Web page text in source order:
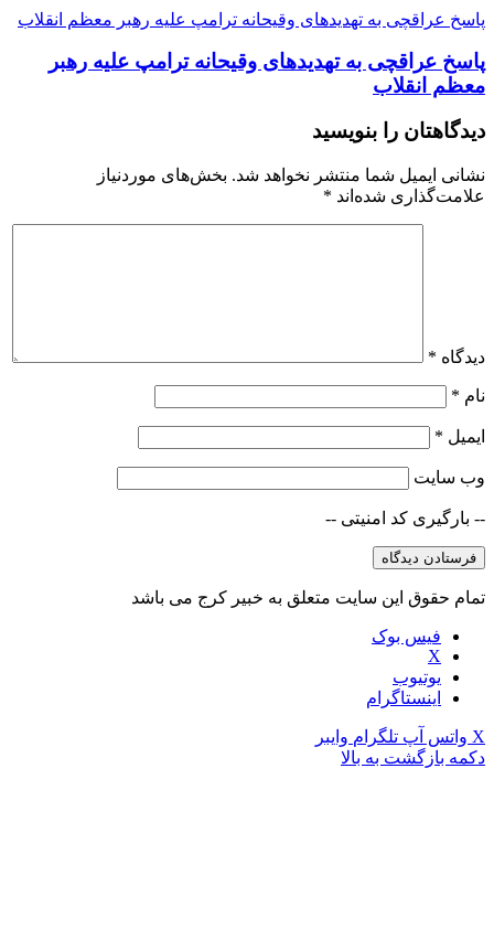
پاسخ عراقچی به تهدیدهای وقیحانه ترامپ علیه رهبر معظم انقلاب
پاسخ عراقچی به تهدیدهای وقیحانه ترامپ علیه رهبر
معظم انقلاب
دیدگاهتان را بنویسید
نشانی ایمیل شما منتشر نخواهد شد. بخش‌های موردنیاز
علامت‌گذاری شده‌اند *
دیدگاه *
نام *
ایمیل *
وب‌ سایت
-- بارگیری کد امنیتی --
تمام حقوق این سایت متعلق به خبیر کرج می باشد
فیس بوک
X
یوتیوب
اینستاگرام
X واتس آپ تلگرام وایبر
دکمه بازگشت به بالا